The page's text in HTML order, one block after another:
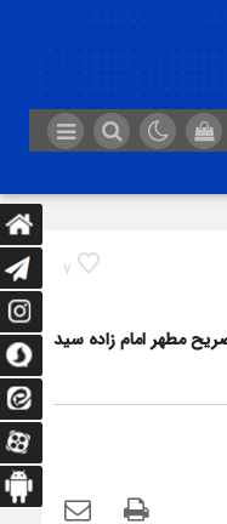
7
مطهر امام زاده سید